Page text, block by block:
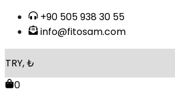
Skip
content
+90 505 938 30 55
info@fitosam.com
0